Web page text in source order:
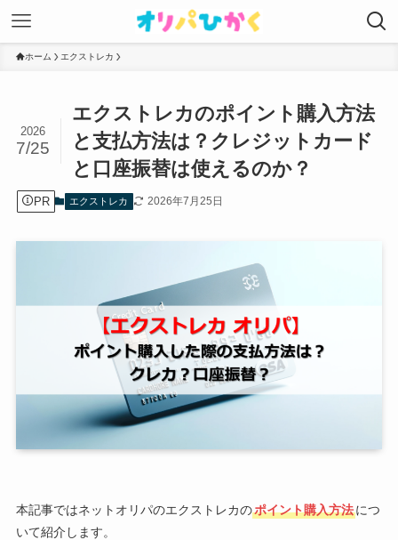
ホーム エクストレカ
エクストレカのポイント購入方法
と支払方法は？クレジットカード
と口座振替は使えるのか？
2026
7/25
PR エクストレカ 2026年7月25日
本記事ではネットオリパのエクストレカのポイント購入方法につ
いて紹介します。